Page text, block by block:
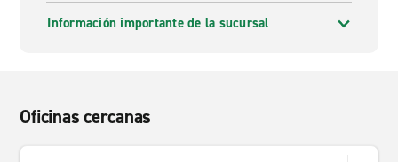
Información importante de la sucursal
Oficinas cercanas